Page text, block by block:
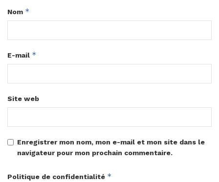
Nom *
E-mail *
Site web
Enregistrer mon nom, mon e-mail et mon site dans le
navigateur pour mon prochain commentaire.
Politique de confidentialité *